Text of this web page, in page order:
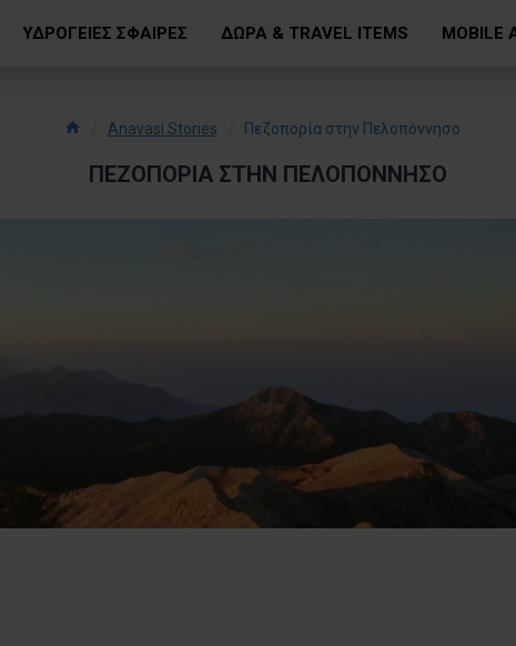
ΥΔΡΟΓΕΙΕΣ ΣΦΑΙΡΕΣ ΔΩΡΑ & TRAVEL ITEMS MOBILE
Anavasi Stories Πεζοπορία στην Πελοπόννησο
ΠΕΖΟΠΟΡΊΑ ΣΤΗΝ ΠΕΛΟΠΌΝΝΗΣΟ